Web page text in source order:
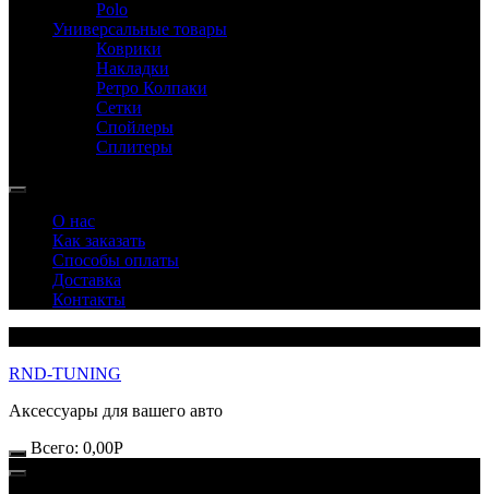
Polo
Универсальные товары
Коврики
Накладки
Ретро Колпаки
Сетки
Спойлеры
Сплитеры
О нас
Как заказать
Способы оплаты
Доставка
Контакты
RND-TUNING
Аксессуары для вашего авто
Всего: 0,00Р